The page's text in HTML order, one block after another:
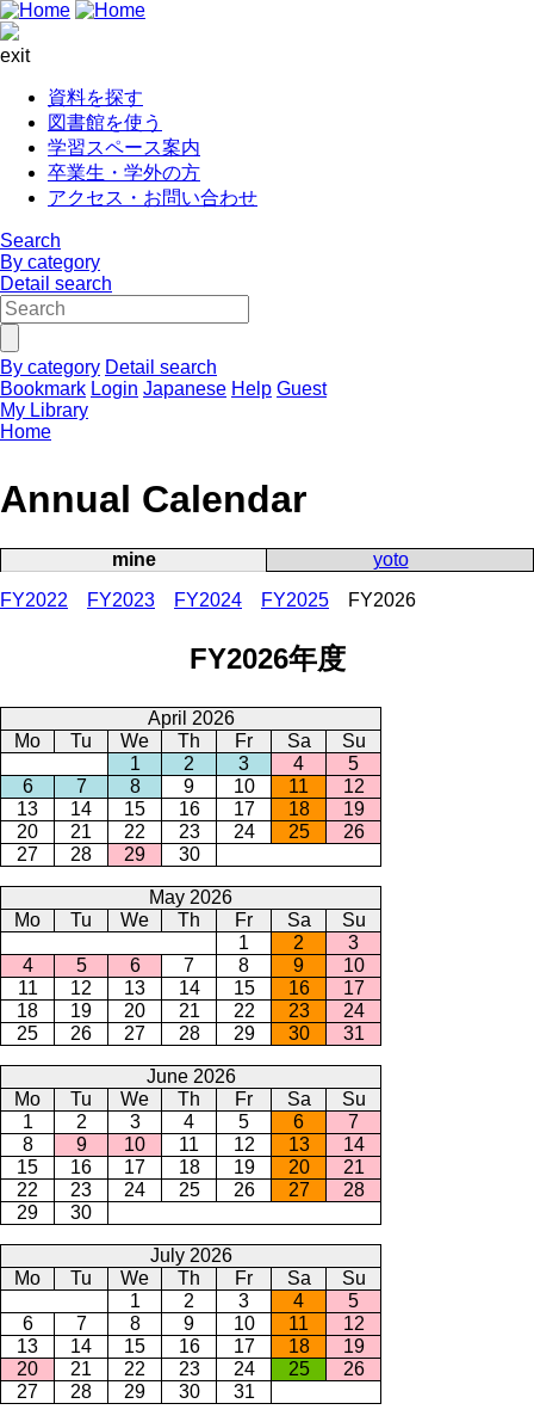
exit
資料を探す
図書館を使う
学習スペース案内
卒業生・学外の方
アクセス・お問い合わせ
Search
By category
Detail search
By category Detail search
Bookmark Login Japanese Help Guest
My Library
Home
Annual Calendar
mine
yoto
FY2022
FY2023 FY2024 FY2025 FY2026
FY2026年度
April 2026
Mo
Tu We Th Fr Sa
Su
1
2 3 4
5
6
7 8 9 10 11
12
13
14 15 16 17 18
19
20
21 22 23 24 25
26
27
28 29 30
May 2026
Mo
Tu We Th Fr Sa
Su
1
2
3
4
5 6 7 8 9
10
11
12 13 14 15 16
17
18
19 20 21 22 23
24
25
26 27 28 29 30 31
June 2026
Mo
Tu We Th Fr Sa
Su
1
2 3 4 5 6
7
8
9 10 11 12 13
14
15
16 17 18 19 20
21
22
23 24 25 26 27
28
29
30
July 2026
Mo
Tu We Th Fr Sa
Su
1
2 3 4
5
6
7 8 9 10 11
12
13
14 15 16 17 18
19
20
21 22 23 24 25
26
27
28 29 30 31